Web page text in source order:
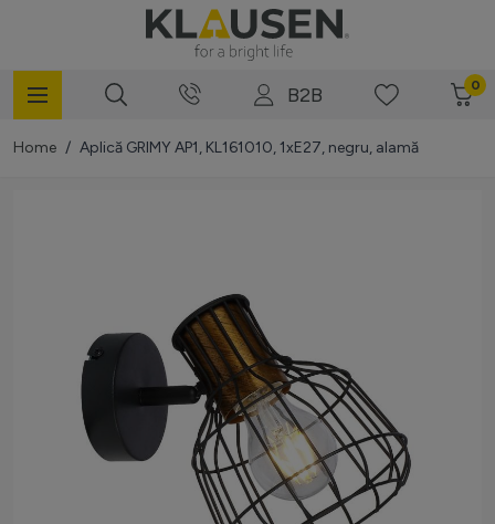
B2B 0
Home / Aplică GRIMY AP1, KL161010, 1xE27, negru, alamă